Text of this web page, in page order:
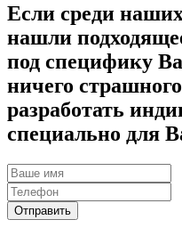
Если среди
нашли
под специфику
ничего
разработать
специально для